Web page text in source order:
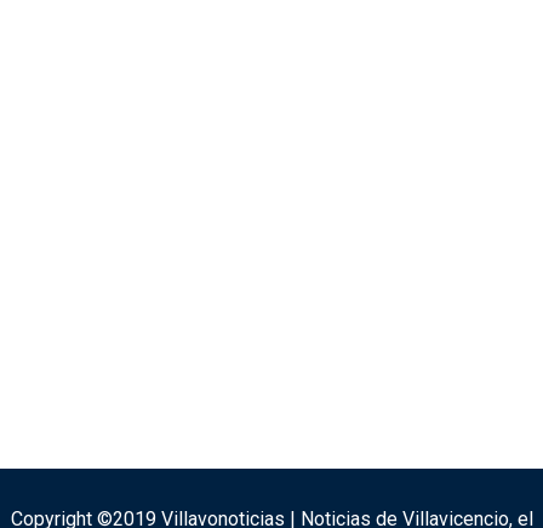
Copyright ©2019 Villavonoticias | Noticias de Villavicencio, el